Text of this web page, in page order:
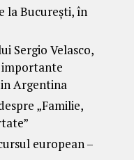
la București, în
Sergio Velasco,
Argentina
„Familie,
european –